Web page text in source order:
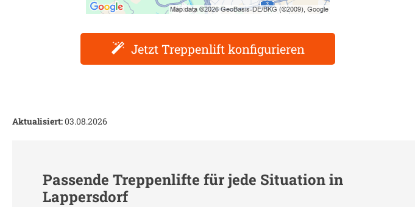
Jetzt Treppenlift konfigurieren
Aktualisiert:03.08.2026
Passende Treppenlifte für jede Situation in
Lappersdorf